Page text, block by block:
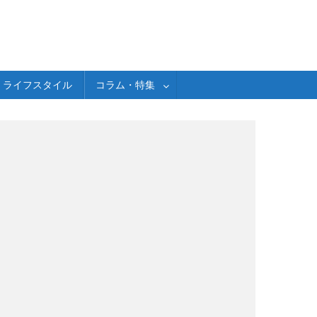
ライフスタイル コラム・特集